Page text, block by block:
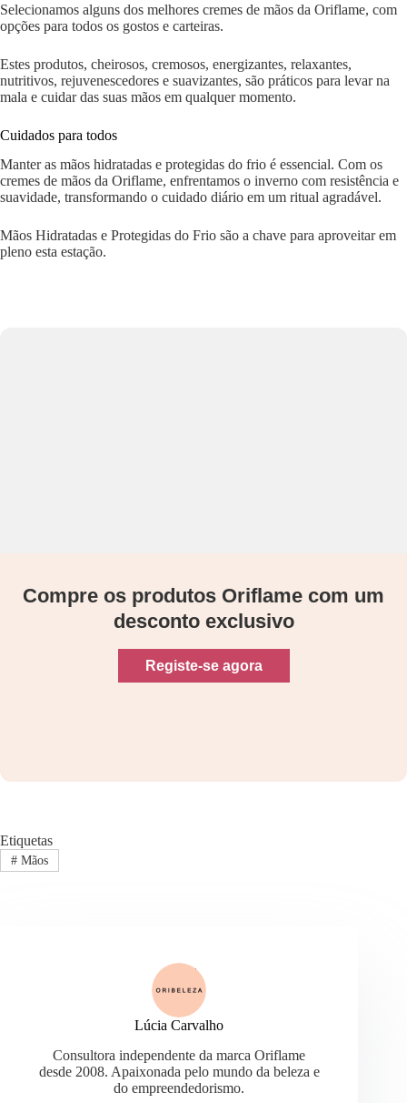
Selecionamos alguns dos melhores cremes de mãos da Oriflame, com
opções para todos os gostos e carteiras.
Estes produtos, cheirosos, cremosos, energizantes, relaxantes,
nutritivos, rejuvenescedores e suavizantes, são práticos para levar na
mala e cuidar das suas mãos em qualquer momento.
Cuidados para todos
Manter as mãos hidratadas e protegidas do frio é essencial. Com os
cremes de mãos da Oriflame, enfrentamos o inverno com resistência e
suavidade, transformando o cuidado diário em um ritual agradável.
Mãos Hidratadas e Protegidas do Frio são a chave para aproveitar em
pleno esta estação.
Compre os produtos Oriflame com um
desconto exclusivo
Registe-se agora
Etiquetas
#Mãos
Lúcia Carvalho
Consultora independente da marca Oriflame
desde 2008. Apaixonada pelo mundo da beleza e
do empreendedorismo.